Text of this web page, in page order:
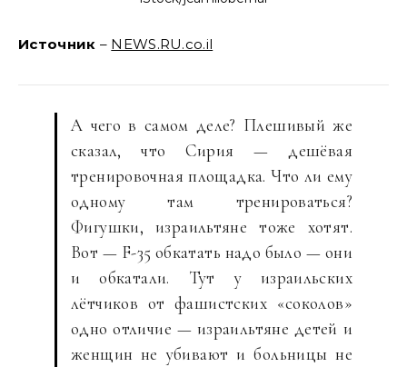
Источник – NEWS.RU.co.il
А чего в самом деле? Плешивый же
сказал, что Сирия — дешёвая
тренировочная площадка. Что ли ему
одному там тренироваться?
Фигушки, израильтяне тоже хотят.
Вот — F-35 обкатать надо было — они
и обкатали. Тут у израильских
лётчиков от фашистских «соколов»
одно отличие — израильтяне детей и
женщин не убивают и больницы не